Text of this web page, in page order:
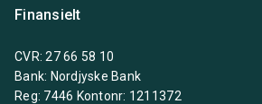
Finansielt
CVR: 27 66 58 10
Bank: Nordjyske Bank
Reg: 7446 Kontonr: 1211372